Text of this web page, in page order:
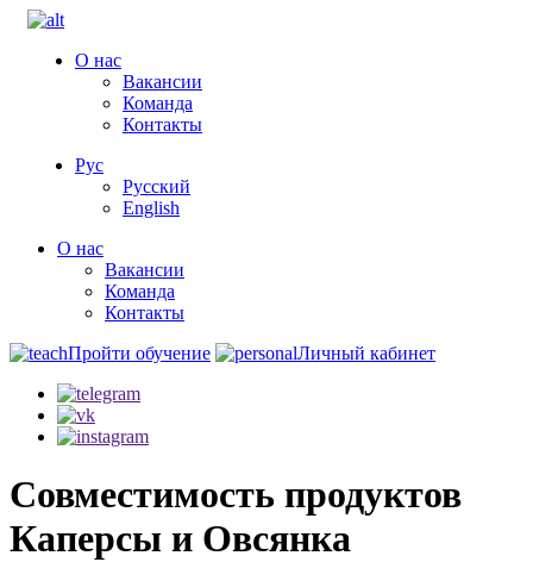
О нас
Вакансии
Команда
Контакты
Рус
Русский
English
О нас
Вакансии
Команда
Контакты
Пройти обучение
Личный кабинет
Совместимость продуктов
Каперсы и Овсянка